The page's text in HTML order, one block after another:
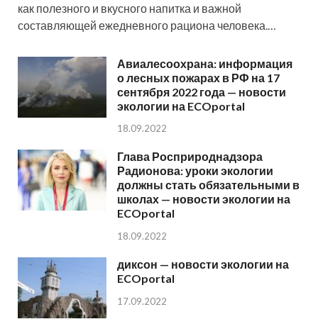
как полезного и вкусного напитка и важной
составляющей ежедневного рациона человека.…
Авиалесоохрана: информация
о лесных пожарах в РФ на 17
сентября 2022 года — новости
экологии на ECOportal
18.09.2022
Глава Росприроднадзора
Радионова: уроки экологии
должны стать обязательными в
школах — новости экологии на
ECOportal
18.09.2022
диксон — новости экологии на
ECOportal
17.09.2022